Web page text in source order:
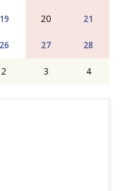
19 20 21
26 27 28
2 3 4